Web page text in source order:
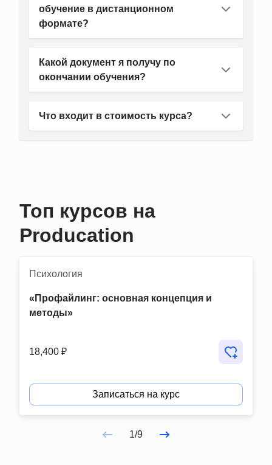
обучение в дистанционном
формате?
Какой документ я получу по
окончании обучения?
Что входит в стоимость курса?
Топ курсов на
Producation
Психология
«Профайлинг: основная концепция и
методы»
18,400 ₽
Записаться на курс
1/9